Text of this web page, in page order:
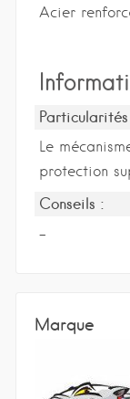
Acier
Le
protection
Conseils :
-
Marque